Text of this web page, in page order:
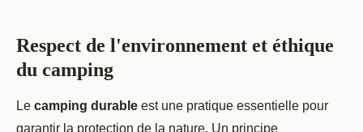
Respect de l'environnement et éthique
du camping
Le camping durable est une pratique essentielle pour
garantir la protection de la nature. Un principe